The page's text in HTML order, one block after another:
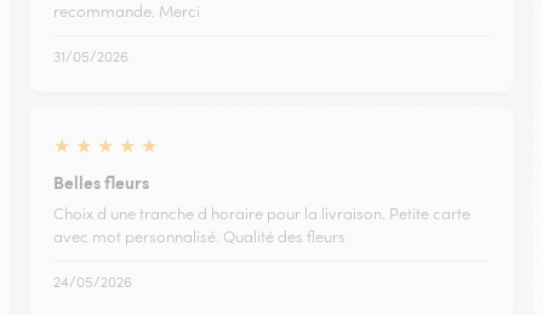
recommande. Merci
31/05/2026
★ ★ ★ ★ ★
Belles fleurs
Choix d une tranche d horaire pour la livraison. Petite carte
avec mot personnalisé. Qualité des fleurs
24/05/2026